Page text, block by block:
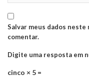
Salvar meus dados neste
comentar.
Digite uma resposta em
cinco × 5 =